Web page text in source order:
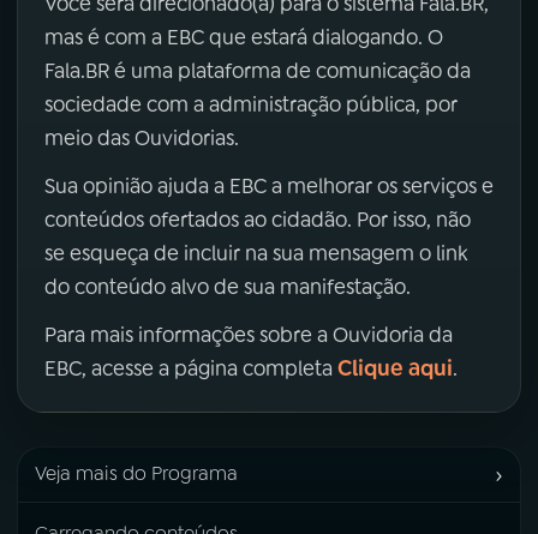
mas é com a EBC que estará dialogando. O
Fala.BR é uma plataforma de comunicação da
sociedade com a administração pública, por
meio das Ouvidorias.
Sua opinião ajuda a EBC a melhorar os serviços e
conteúdos ofertados ao cidadão. Por isso, não
se esqueça de incluir na sua mensagem o link
do conteúdo alvo de sua manifestação.
Para mais informações sobre a Ouvidoria da
EBC, acesse a página completa Clique aqui.
Veja mais do Programa ›